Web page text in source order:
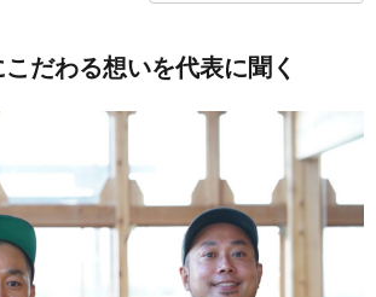
だわる想いを代表に聞く